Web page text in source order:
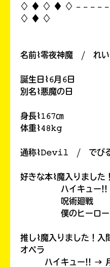
♢ ♦︎ ♢ ♦︎ ♢ 𓐄 𓐄 𓐄 𓐄 𓐄
♢ ♦︎ ♢
名前⌇零夜神魔 / れい
誕生日⌇𝟼月𝟼日
別名⌇悪魔の日
身長⌇𝟷𝟼𝟽㎝
体重⌇𝟺𝟾𝚔𝚐
通称⌇𝙳𝚎𝚟𝚒𝚕 / でび
好きな本⌇魔入りました
ハイキュー!!
呪術廻戦
僕のヒーローア
推し⌇魔入りました！入
オペラ
ハイキュー!! → 月